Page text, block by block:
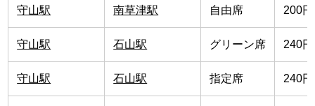
守山駅 南草津駅 自由席 200円
守山駅 石山駅 グリーン席 240円
守山駅 石山駅 指定席 240円